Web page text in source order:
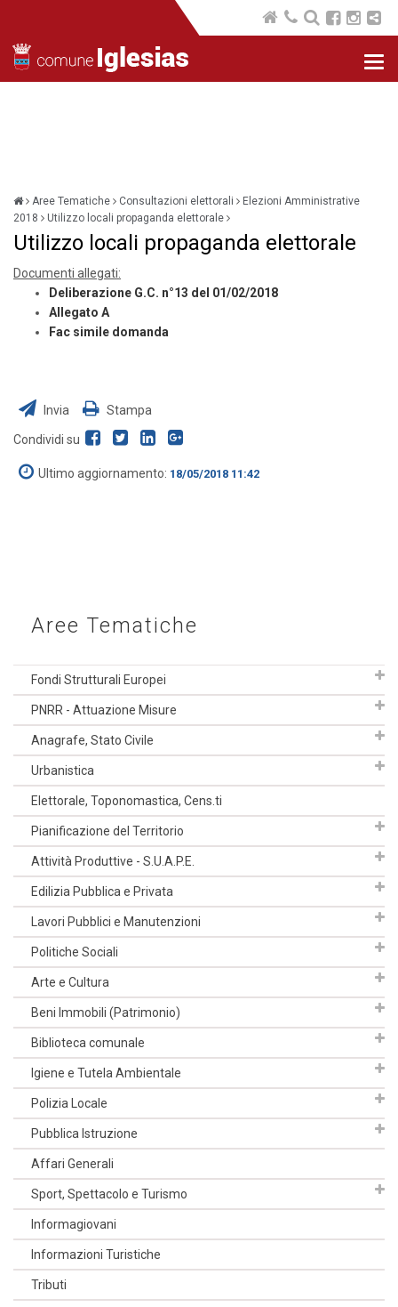
Aree Tematiche Consultazioni elettorali
Elezioni Amministrative
2018
Utilizzo locali propaganda elettorale
Utilizzo locali propaganda elettorale
Documenti allegati:
Deliberazione G.C. n°13 del 01/02/2018
Allegato A
Fac simile domanda
Invia Stampa
Condividi su
Ultimo aggiornamento: 18/05/2018 11:42
Aree Tematiche
Fondi Strutturali Europei
PNRR - Attuazione Misure
Anagrafe, Stato Civile
Urbanistica
Elettorale, Toponomastica, Cens.ti
Pianificazione del Territorio
Attività Produttive - S.U.A.P.E.
Edilizia Pubblica e Privata
Lavori Pubblici e Manutenzioni
Politiche Sociali
Arte e Cultura
Beni Immobili (Patrimonio)
Biblioteca comunale
Igiene e Tutela Ambientale
Polizia Locale
Pubblica Istruzione
Affari Generali
Sport, Spettacolo e Turismo
Informagiovani
Informazioni Turistiche
Tributi